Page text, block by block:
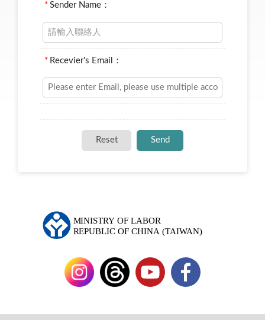
* Sender Name：
* Recevier's Email：